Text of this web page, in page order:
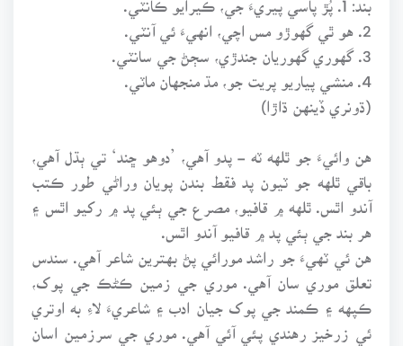
2. هو ٿي گهوڙو مس اچي، انهيءَ ئي آنٽي.
3. گهوري گهوريان جندڙي، سڄڻ جي سانٽي.
4. منشي پياريو پريت جو، مڌ منجهان ماٽي.
(ڌونري ڏينهن ڌاڙا)
هن وائيءَ جو ٿلهه ٽه - پدو آهي، ’دوهو ڇند‘ تي ٻڌل آهي،
باقي ٿلهه جو ٽيون پد فقط بندن پويان وراڻي طور ڪتب
آندو اٿس. ٿلهه ۾ قافيو، مصرع جي ٻئي پد ۾ رکيو اٿس ۽
هر بند جي ٻئي پد ۾ قافيو آندو اٿس.
هن ئي ٽهيءَ جو راشد مورائي پڻ بهترين شاعر آهي. سندس
تعلق موري سان آهي. موري جي زمين ڪڻڪ جي پوک،
ڪپهه ۽ ڪمند جي پوک جيان ادب ۽ شاعريءَ لاءِ به اوتري
ئي زرخيز رهندي پئي آئي آهي. موري جي سرزمين اسان